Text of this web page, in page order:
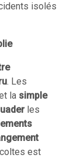
isolés
. Les
la simple
les
est